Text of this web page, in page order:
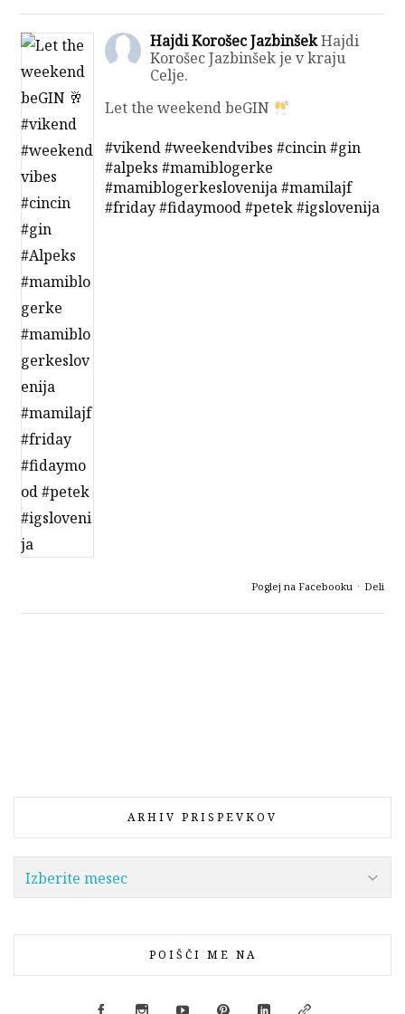
Hajdi Korošec JazbinšekHajdi
Korošec Jazbinšek je v kraju
Celje.
Let the weekend beGIN
#vikend#weekendvibes #cincin#gin
#alpeks #mamiblogerke
#mamiblogerkeslovenija#mamilajf
#friday#fidaymood#petek#igslovenija
Poglej na Facebooku · Deli
ARHIV PRISPEVKOV
POIŠČI ME NA